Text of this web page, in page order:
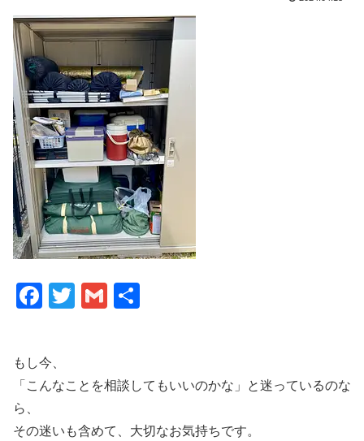
F
e
b
o
T
er
G
もし今、
「こんなことを相談してもいいのかな」と迷っているのな
ら、
その迷いも含めて、大切なお気持ちです。